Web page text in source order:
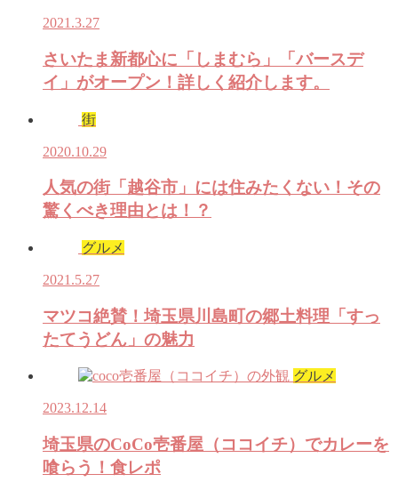
2021.3.27
さいたま新都心に「しまむら」「バースデ
イ」がオープン！詳しく紹介します。
街
2020.10.29
人気の街「越谷市」には住みたくない！その
驚くべき理由とは！？
グルメ
2021.5.27
マツコ絶賛！埼玉県川島町の郷土料理「すっ
たてうどん」の魅力
グルメ
2023.12.14
埼玉県のCoCo壱番屋（ココイチ）でカレーを
喰らう！食レポ